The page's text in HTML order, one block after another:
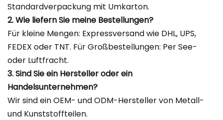
Standardverpackung mit Umkarton.
2. Wie liefern Sie meine Bestellungen?
Für kleine Mengen: Expressversand wie DHL, UPS,
FEDEX oder TNT. Für Großbestellungen: Per See-
oder Luftfracht.
3. Sind Sie ein Hersteller oder ein
Handelsunternehmen?
Wir sind ein OEM- und ODM-Hersteller von Metall-
und Kunststoffteilen.